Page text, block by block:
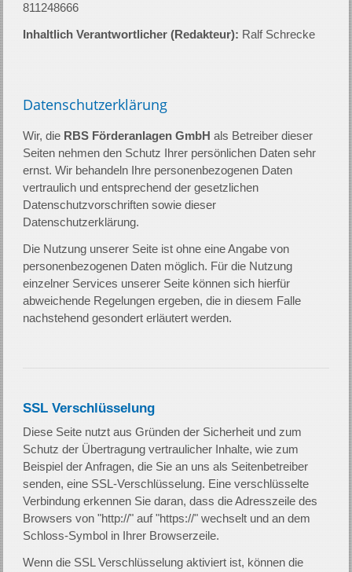
811248666
Inhaltlich Verantwortlicher (Redakteur): Ralf Schrecke
Datenschutzerklärung
Wir, die RBS Förderanlagen GmbH als Betreiber dieser
Seiten nehmen den Schutz Ihrer persönlichen Daten sehr
ernst. Wir behandeln Ihre personenbezogenen Daten
vertraulich und entsprechend der gesetzlichen
Datenschutzvorschriften sowie dieser
Datenschutzerklärung.
Die Nutzung unserer Seite ist ohne eine Angabe von
personenbezogenen Daten möglich. Für die Nutzung
einzelner Services unserer Seite können sich hierfür
abweichende Regelungen ergeben, die in diesem Falle
nachstehend gesondert erläutert werden.
SSL Verschlüsselung
Diese Seite nutzt aus Gründen der Sicherheit und zum
Schutz der Übertragung vertraulicher Inhalte, wie zum
Beispiel der Anfragen, die Sie an uns als Seitenbetreiber
senden, eine SSL-Verschlüsselung. Eine verschlüsselte
Verbindung erkennen Sie daran, dass die Adresszeile des
Browsers von "http://" auf "https://" wechselt und an dem
Schloss-Symbol in Ihrer Browserzeile.
Wenn die SSL Verschlüsselung aktiviert ist, können die